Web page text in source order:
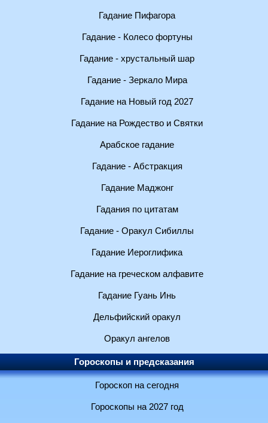
Гадание Пифагора
Гадание - Колесо фортуны
Гадание - хрустальный шар
Гадание - Зеркало Мира
Гадание на Новый год 2027
Гадание на Рождество и Святки
Арабское гадание
Гадание - Абстракция
Гадание Маджонг
Гадания по цитатам
Гадание - Оракул Сибиллы
Гадание Иероглифика
Гадание на греческом алфавите
Гадание Гуань Инь
Дельфийский оракул
Оракул ангелов
Гороскопы и предсказания
Гороскоп на сегодня
Гороскопы на 2027 год